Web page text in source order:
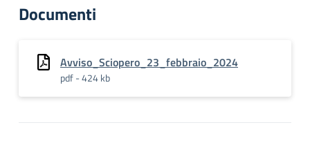
Documenti
Avviso_Sciopero_23_febbraio_2024
pdf - 424 kb